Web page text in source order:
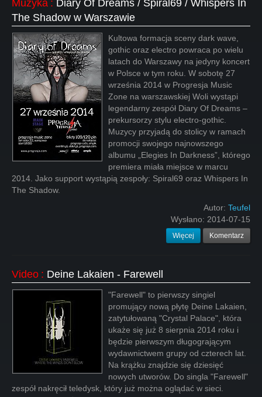
Muzyka : Diary Of Dreams / Spiral69 / Whispers In
The Shadow w Warszawie
Kultowa formacja sceny dark wave,
gothic oraz electro powraca po wielu
latach do Warszawy na jedyny koncert
w Polsce w tym roku. W sobotę 27
września 2014 w Progresja Music
Zone na warszawskiej Woli wystąpi
legendarny zespół Diary Of Dreams –
prekursorzy stylu electro-gothic.
Muzycy przyjadą do stolicy w ramach
promocji swojego najnowszego
albumu „Elegies In Darkness”, którego
premiera miała miejsce w marcu
2014. Jako support wystąpią zespoły: Spiral69 oraz Whispers In
The Shadow.
Autor: Teufel
Wysłano: 2014-07-15
Więcej Komentarz
Video : Deine Lakaien - Farewell
"Farewell" to pierwszy singiel
promujący nową płytę Deine Lakaien,
zatytułowaną "Crystal Palace", która
ukaże się już 8 sierpnia 2014 roku i
będzie pierwszym długogrającym
wydawnictwem grupy od czterech lat.
Na krążku znajdzie się dziesięć
nowych utworów. Do singla "Farewell"
zespół nakręcił teledysk, który już można oglądać w sieci.